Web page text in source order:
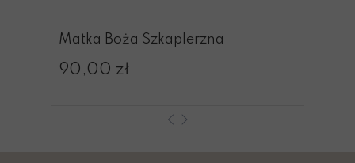
Matka Boża Szkaplerzna
90,00 zł